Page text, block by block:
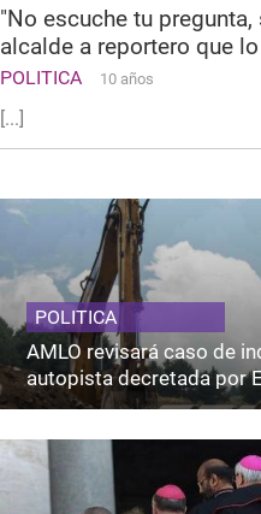
"No escuche tu
alcalde a reportero que
POLITICA 10 años
[...]
POLITICA
AMLO revisará caso de
autopista decretada por